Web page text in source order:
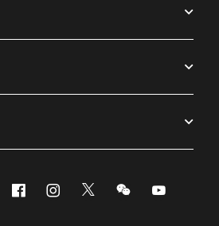
Facebook
新しいウィンドウで開く
Instagram
新しいウィンドウで開く
Twitter
新しいウィンドウで開
Messenger
新しいウィンド
新しいウ